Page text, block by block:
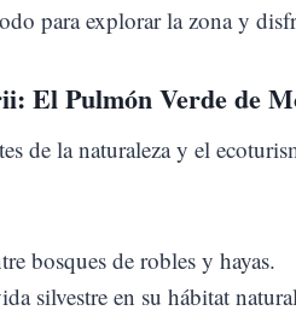
para explorar la zona y
El Pulmón Verde de
de la naturaleza y el
bosques de robles y hayas.
silvestre en su hábitat